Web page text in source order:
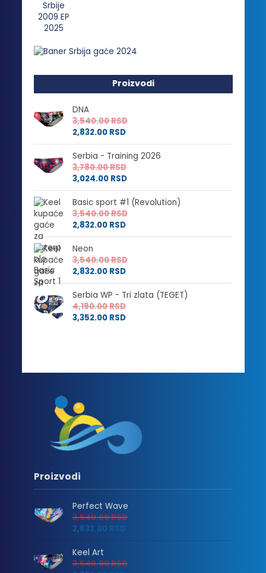
Proizvodi
DNA
3,540.00RSD
2,832.00 RSD
Serbia - Training 2026
3,780.00RSD
3,024.00 RSD
Basic sport #1 (Revolution)
3,540.00RSD
2,832.00 RSD
Neon
3,540.00RSD
2,832.00 RSD
Serbia WP - Tri zlata (TEGET)
4,190.00RSD
3,352.00 RSD
Proizvodi
Perfect Wave
3,540.00RSD
2,832.00 RSD
Keel Art
3,540.00RSD